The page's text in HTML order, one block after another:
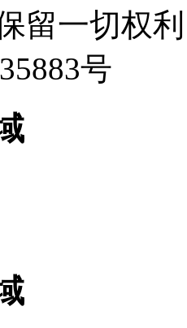
留一切权利
号